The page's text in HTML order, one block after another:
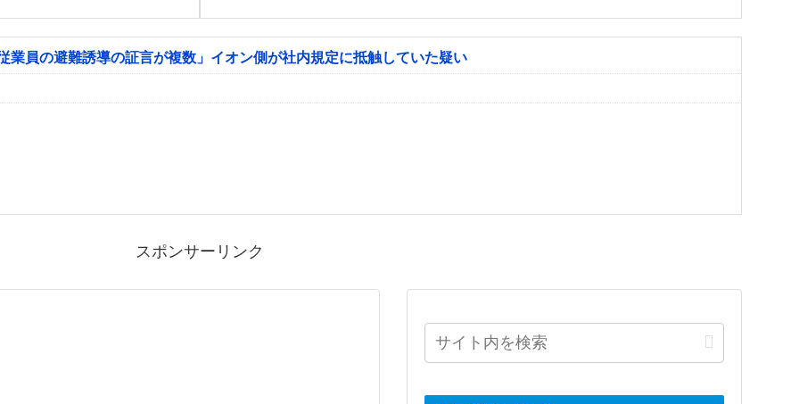
業員の避難誘導の証言が複数」イオン側が社内規定に抵触していた疑い
スポンサーリンク